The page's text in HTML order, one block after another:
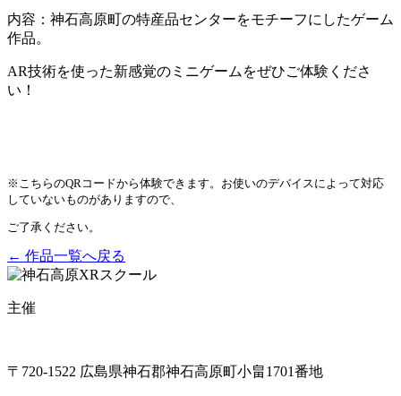
内容：神石高原町の特産品センターをモチーフにしたゲーム
作品。
AR技術を使った新感覚のミニゲームをぜひご体験くださ
い！
※こちらのQRコードから体験できます。お使いのデバイスによって対応
していないものがありますので、
ご了承ください。
← 作品一覧へ戻る
主催
〒720-1522 広島県神石郡神石高原町小畠1701番地